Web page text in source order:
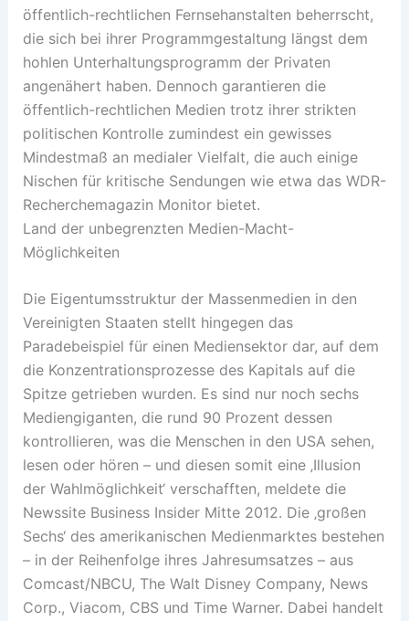
öffentlich-rechtlichen Fernsehanstalten beherrscht,
die sich bei ihrer Programmgestaltung längst dem
hohlen Unterhaltungsprogramm der Privaten
angenähert haben. Dennoch garantieren die
öffentlich-rechtlichen Medien trotz ihrer strikten
politischen Kontrolle zumindest ein gewisses
Mindestmaß an medialer Vielfalt, die auch einige
Nischen für kritische Sendungen wie etwa das WDR-
Recherchemagazin Monitor bietet.
Land der unbegrenzten Medien-Macht-
Möglichkeiten
Die Eigentumsstruktur der Massenmedien in den
Vereinigten Staaten stellt hingegen das
Paradebeispiel für einen Mediensektor dar, auf dem
die Konzentrationsprozesse des Kapitals auf die
Spitze getrieben wurden. Es sind nur noch sechs
Mediengiganten, die rund 90 Prozent dessen
kontrollieren, was die Menschen in den USA sehen,
lesen oder hören – und diesen somit eine ‚Illusion
der Wahlmöglichkeit‘ verschafften, meldete die
Newssite Business Insider Mitte 2012. Die ‚großen
Sechs‘ des amerikanischen Medienmarktes bestehen
– in der Reihenfolge ihres Jahresumsatzes – aus
Comcast/NBCU, The Walt Disney Company, News
Corp., Viacom, CBS und Time Warner. Dabei handelt